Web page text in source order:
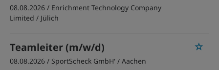
08.08.2026 / Enrichment Technology Company
Limited / Jülich
Teamleiter (m/w/d)
08.08.2026 / SportScheck GmbH' / Aachen